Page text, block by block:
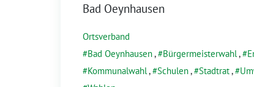
Bad Oeynhausen
Ortsverband
Bad Oeynhausen, Bürgermeisterwahl,
Kommunalwahl, Schulen, Stadtrat,